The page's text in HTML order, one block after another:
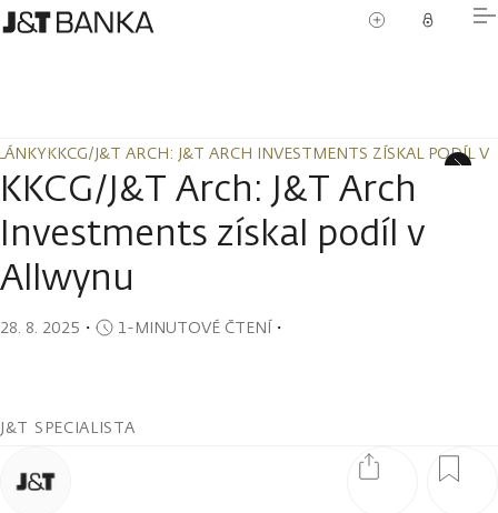
KKCG/J&T ARCH: J&T ARCH INVESTMENTS ZÍSKAL PODÍL V
KKCG/J&T ARCH: J&T ARCH INVESTMENTS ZÍSKAL PODÍL V
KKCG/J&T Arch: J&T Arch
Investments získal podíl v
Allwynu
28. 8. 2025 ・ 1-MINUTOVÉ ČTENÍ・
J&T SPECIALISTA